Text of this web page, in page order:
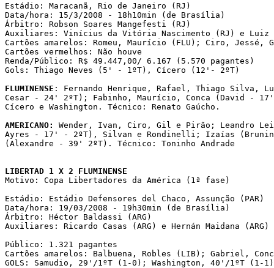
Estádio: Maracanã, Rio de Janeiro (RJ)
Data/hora: 15/3/2008 - 18h10min (de Brasília)
Árbitro: Robson Soares Mangefesti (RJ)
Auxiliares: Vinícius da Vitória Nascimento (RJ) e Luiz
Cartões amarelos: Romeu, Maurício (FLU); Ciro, Jessé,
Cartões vermelhos: Não houve
Renda/Público: R$ 49.447,00/ 6.167 (5.570 pagantes)
Gols: Thiago Neves (5' - 1ºT), Cícero (12'- 2ºT)
FLUMINENSE : Fernando Henrique, Rafael, Thiago Silva,
Cesar - 24' 2ºT); Fabinho, Maurício, Conca (David -
Cícero e Washington. Técnico: Renato Gaúcho.
AMERICANO:
Wender, Ivan, Ciro, Gil e Pirão; Leandro
Ayres - 17' - 2ºT), Silvan e Rondinelli; Izaías
(Alexandre - 39' 2ºT). Técnico: Toninho Andrade
LIBERTAD 1 X 2 FLUMINENSE
Motivo: Copa Libertadores da América (1ª fase)
Estádio: Estádio Defensores del Chaco, Assunção (PAR)
Data/hora: 19/03/2008 - 19h30min (de Brasília)
Árbitro: Héctor Baldassi (ARG)
Auxiliares: Ricardo Casas (ARG) e Hernán Maidana (ARG)
Público: 1.321 pagantes
Cartões amarelos: Balbuena, Robles (LIB); Gabriel,
GOLS: Samudio, 29'/1ºT (1-0); Washington, 40'/1ºT (1-